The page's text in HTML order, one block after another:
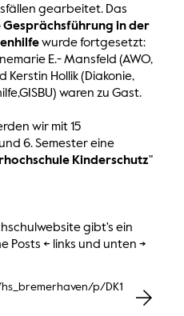
gearbeitet. Das
in der
wurde fortgesetzt:
E.- Mansfeld (AWO,
Kerstin Hollik (Diakonie,
waren zu Gast.
wir mit 15
6. Semester eine
Kinderschutz"
gibt's ein
Posts <- links und unten ->
p/DK1